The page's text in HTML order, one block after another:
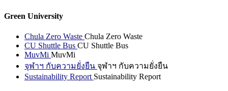
Green University
Chula Zero Waste Chula Zero Waste
CU Shuttle Bus CU Shuttle Bus
MuvMi MuvMi
จุฬาฯ กับความยั่งยืน จุฬาฯ กับความยั่งยืน
Sustainability Report Sustainability Report